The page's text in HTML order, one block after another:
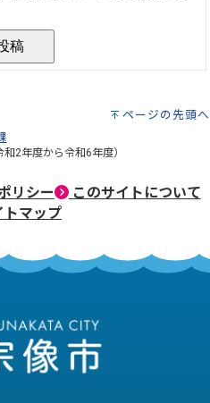
ページの先頭へ
2年度から令和6年度）
リシー
このサイトについて
マップ